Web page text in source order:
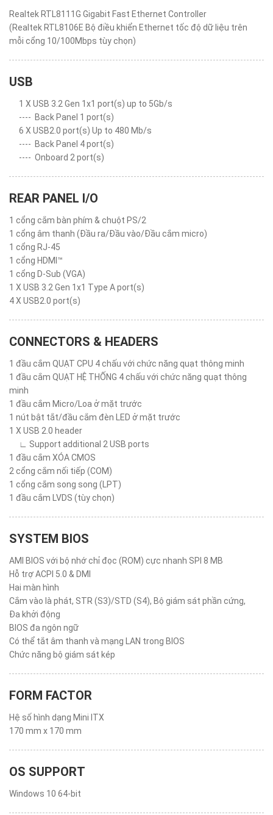
Realtek RTL8111G Gigabit Fast Ethernet Controller
(Realtek RTL8106E Bộ điều khiển Ethernet tốc độ dữ liệu trên
mỗi cổng 10/100Mbps tùy chọn)
USB
1 X USB 3.2 Gen 1x1 port(s) up to 5Gb/s
---- Back Panel 1 port(s)
6 X USB2.0 port(s) Up to 480 Mb/s
---- Back Panel 4 port(s)
---- Onboard 2 port(s)
REAR PANEL I/O
1 cổng cắm bàn phím & chuột PS/2
1 cổng âm thanh (Đầu ra/Đầu vào/Đầu cắm micro)
1 cổng RJ-45
1 cổng HDMI™
1 cổng D-Sub (VGA)
1 X USB 3.2 Gen 1x1 Type A port(s)
4 X USB2.0 port(s)
CONNECTORS & HEADERS
1 đầu cắm QUẠT CPU 4 chấu với chức năng quạt thông minh
1 đầu cắm QUẠT HỆ THỐNG 4 chấu với chức năng quạt thông
minh
1 đầu cắm Micro/Loa ở mặt trước
1 nút bật tắt/đầu cắm đèn LED ở mặt trước
1 X USB 2.0 header
∟ Support additional 2 USB ports
1 đầu cắm XÓA CMOS
2 cổng cắm nối tiếp (COM)
1 cổng cắm song song (LPT)
1 đầu cắm LVDS (tùy chọn)
SYSTEM BIOS
AMI BIOS với bộ nhớ chỉ đọc (ROM) cực nhanh SPI 8 MB
Hỗ trợ ACPI 5.0 & DMI
Hai màn hình
Cắm vào là phát, STR (S3)/STD (S4), Bộ giám sát phần cứng,
Đa khởi động
BIOS đa ngôn ngữ
Có thể tắt âm thanh và mạng LAN trong BIOS
Chức năng bộ giám sát kép
FORM FACTOR
Hệ số hình dạng Mini ITX
170 mm x 170 mm
OS SUPPORT
Windows 10 64-bit